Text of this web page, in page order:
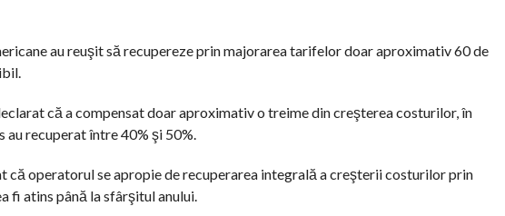
au reuşit să recupereze prin majorarea tarifelor doar aproximativ 60 de
că a compensat doar aproximativ o treime din creşterea costurilor, în
recuperat între 40% şi 50%.
operatorul se apropie de recuperarea integrală a creşterii costurilor prin
fi atins până la sfârşitul anului.